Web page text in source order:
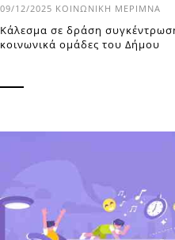
09/12/2025 ΚΟΙΝΩΝΙΚΉ ΜΈΡΙΜΝΑ
Κάλεσμα σε δράση
κοινωνικά ομάδες του Δήμου